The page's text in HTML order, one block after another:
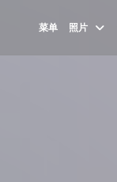
菜单 照片